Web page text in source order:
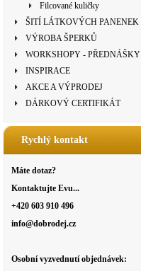
Filcované kuličky
ŠITÍ LÁTKOVÝCH PANENEK
VÝROBA ŠPERKŮ
WORKSHOPY - PŘEDNÁŠKY
INSPIRACE
AKCE A VÝPRODEJ
DÁRKOVÝ CERTIFIKÁT
Rychlý kontakt
Máte dotaz?
Kontaktujte Evu...
+420 603 910 496
info@dobrodej.cz
Osobní vyzvednutí objednávek: